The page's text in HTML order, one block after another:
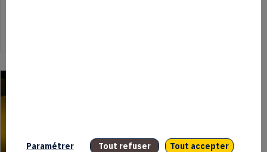
Paramétrer Tout refuser Tout accepter